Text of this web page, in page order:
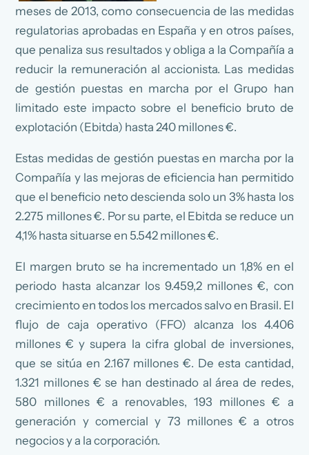
meses de 2013, como consecuencia de las medidas
regulatorias aprobadas en España y en otros países,
que penaliza sus resultados y obliga a la Compañía a
reducir la remuneración al accionista. Las medidas
de gestión puestas en marcha por el Grupo han
limitado este impacto sobre el beneficio bruto de
explotación (Ebitda) hasta 240 millones €.
Estas medidas de gestión puestas en marcha por la
Compañía y las mejoras de eficiencia han permitido
que el beneficio neto descienda solo un 3% hasta los
2.275 millones €. Por su parte, el Ebitda se reduce un
4,1% hasta situarse en 5.542 millones €.
El margen bruto se ha incrementado un 1,8% en el
periodo hasta alcanzar los 9.459,2 millones €, con
crecimiento en todos los mercados salvo en Brasil. El
flujo de caja operativo (FFO) alcanza los 4.406
millones € y supera la cifra global de inversiones,
que se sitúa en 2.167 millones €. De esta cantidad,
1.321 millones € se han destinado al área de redes,
580 millones € a renovables, 193 millones € a
generación y comercial y 73 millones € a otros
negocios y a la corporación.